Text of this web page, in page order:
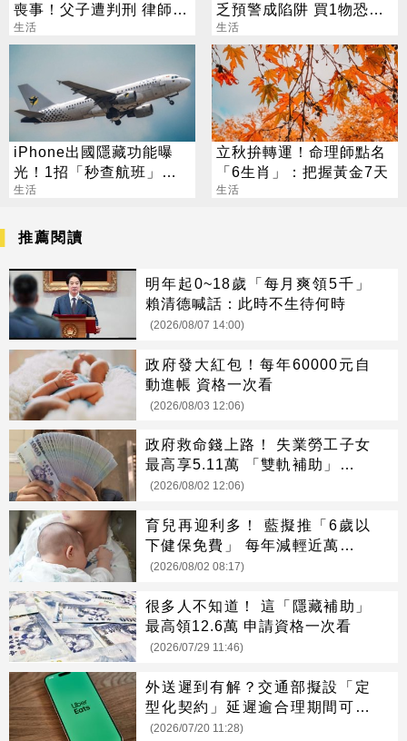
喪事！父子遭判刑 律師：
搶錢先下手是罪
生活
乏預警成陷阱 買1物恐挨
罰百萬
生活
iPhone出國隱藏功能曝
光！1招「秒查航班」萬
人狂讚：超方便
生活
立秋拚轉運！命理師點名
「6生肖」：把握黃金7天
生活
推薦閱讀
明年起0~18歲「每月爽領5千」
賴清德喊話：此時不生待何時
(2026/08/07 14:00)
政府發大紅包！每年60000元自
動進帳 資格一次看
(2026/08/03 12:06)
政府救命錢上路！ 失業勞工子女
最高享5.11萬 「雙軌補助」一次
看懂
(2026/08/02 12:06)
育兒再迎利多！ 藍擬推「6歲以
下健保免費」 每年減輕近萬元負
擔
(2026/08/02 08:17)
很多人不知道！ 這「隱藏補助」
最高領12.6萬 申請資格一次看
(2026/07/29 11:46)
外送遲到有解？交通部擬設「定
型化契約」延遲逾合理期間可領
補償
(2026/07/20 11:28)